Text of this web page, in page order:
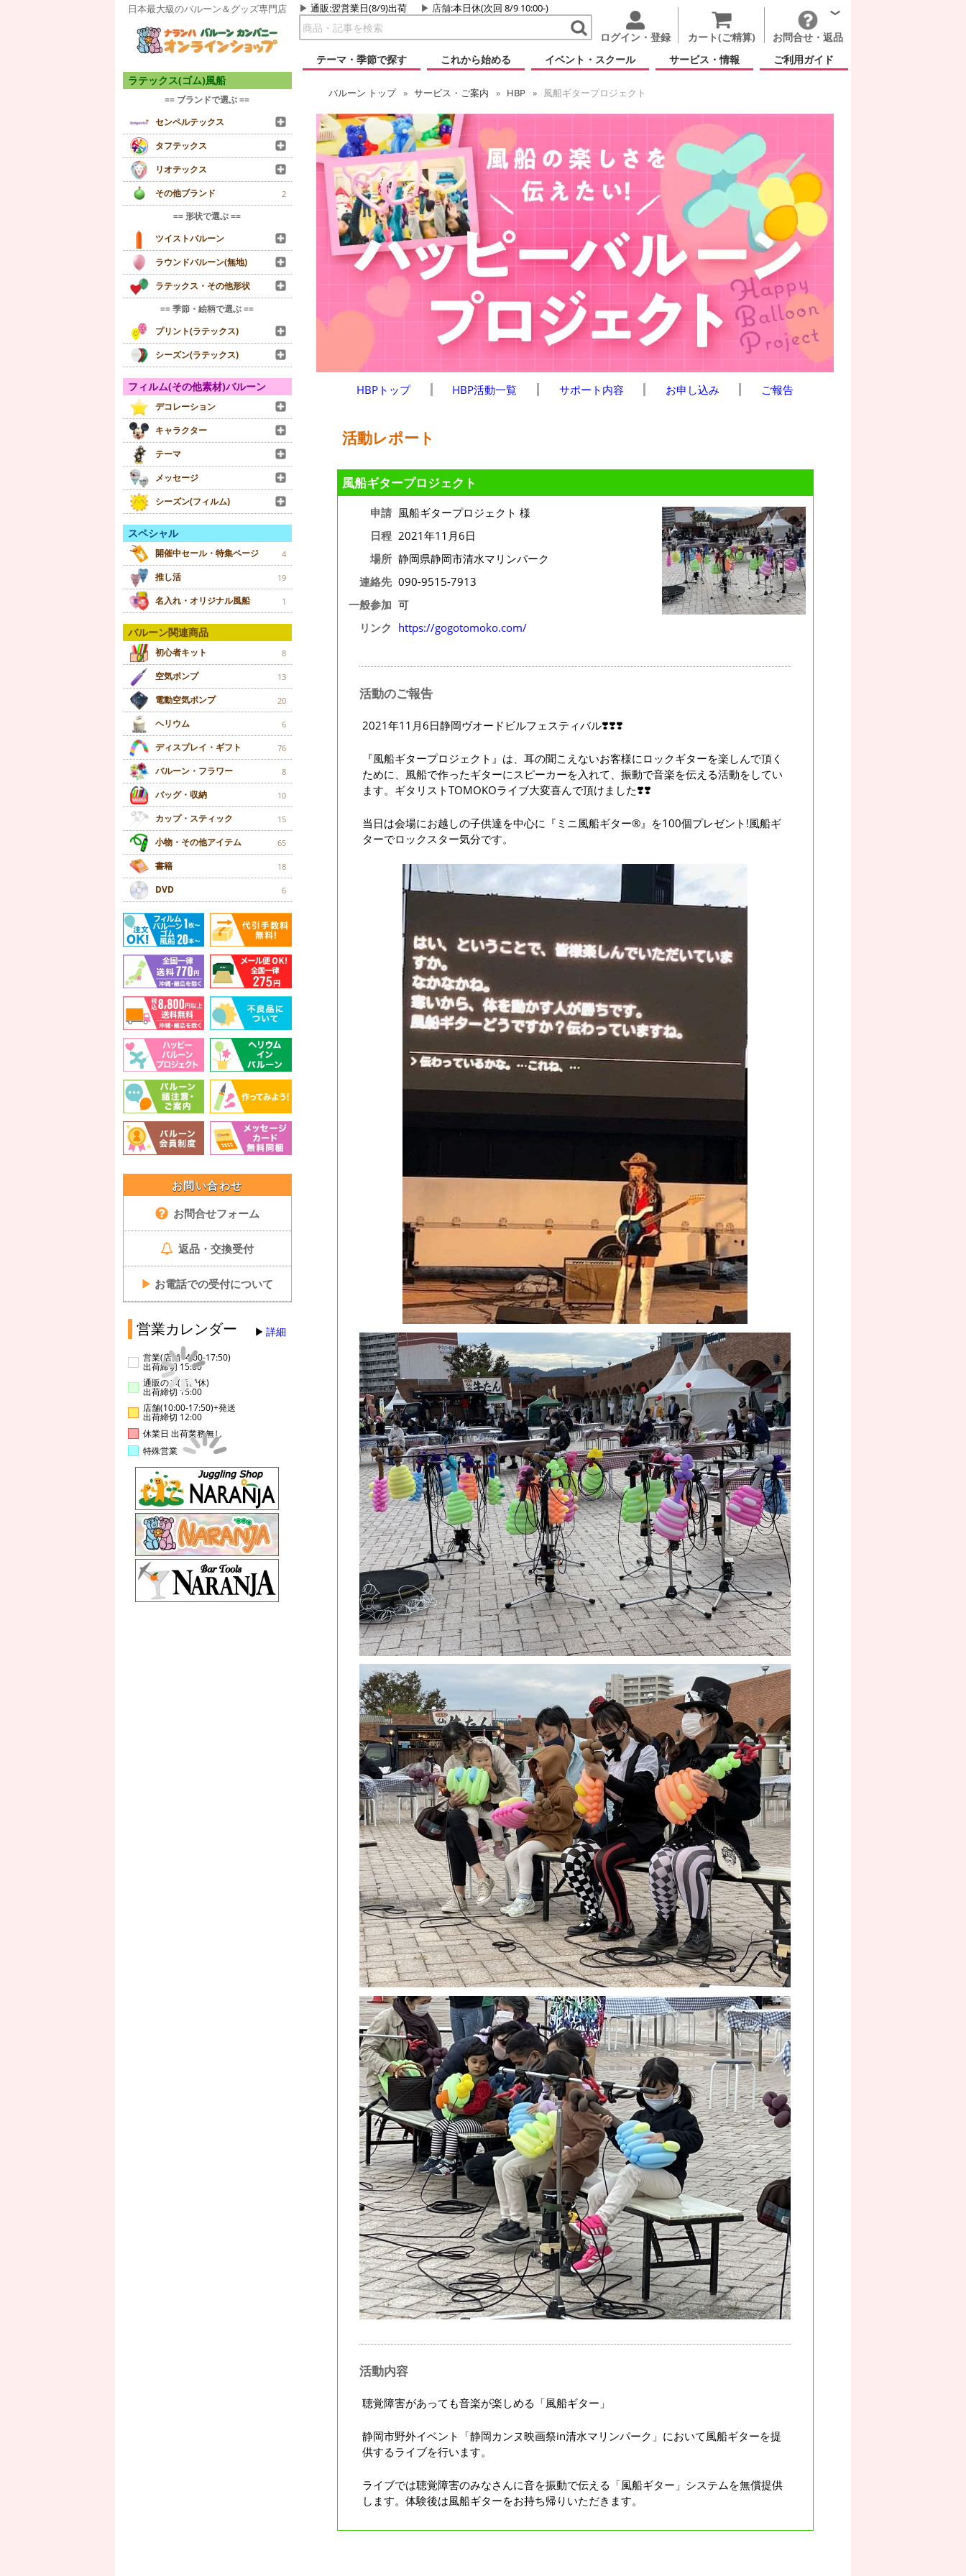
日本最大級のバルーン＆グッズ専門店 通販:翌営業日(8/9)出荷 店舗:本日休(次回 8/9 10:00-)
ログイン・登録 カート(ご精算)
お問合せ・返品
テーマ・季節で探す
これから始める イベント・スクール サービス・情報 ご利用ガイド
ラテックス(ゴム)風船
== ブランドで選ぶ ==
センペルテックス
タフテックス
リオテックス
その他ブランド
2
== 形状で選ぶ ==
ツイストバルーン
ラウンドバルーン(無地)
ラテックス・その他形状
== 季節・絵柄で選ぶ ==
プリント(ラテックス)
シーズン(ラテックス)
フィルム(その他素材)バルーン
デコレーション
キャラクター
テーマ
メッセージ
シーズン(フィルム)
スペシャル
開催中セール・特集ページ 4
推し活 19
名入れ・オリジナル風船 1
バルーン関連商品
初心者キット 8
空気ポンプ 13
電動空気ポンプ 20
ヘリウム 6
ディスプレイ・ギフト 76
バルーン・フラワー 8
バッグ・収納 10
カップ・スティック 15
小物・その他アイテム 65
書籍 18
DVD 6
お問い合わせ
お問合せフォーム
返品・交換受付
▶ お電話での受付について
営業カレンダー 詳細
営業(店舗14:00-17:50)
出荷締切 15:00
通販のみ(店舗休)
出荷締切 15:00
店舗(10:00-17:50)+発送
出荷締切 12:00
休業日 出荷業務無し
特殊営業
バルーン トップ サービス・ご案内 HBP 風船ギタープロジェクト
HBPトップ HBP活動一覧 サポート内容 お申し込み ご報告
活動レポート
風船ギタープロジェクト
申請 風船ギタープロジェクト 様
日程 2021年11月6日
場所 静岡県静岡市清水マリンパーク
連絡先 090-9515-7913
一般参加 可
リンク https://gogotomoko.com/
活動のご報告
2021年11月6日静岡ヴオードビルフェスティバル❣️❣️❣️
『風船ギタープロジェクト』は、耳の聞こえないお客様にロックギターを楽しんで頂く
ために、風船で作ったギターにスピーカーを入れて、振動で音楽を伝える活動をしてい
ます。ギタリストTOMOKOライブ大変喜んで頂けました❣️❣️
当日は会場にお越しの子供達を中心に『ミニ風船ギター®』を100個プレゼント!風船ギ
ターでロックスター気分です。
活動内容
聴覚障害があっても音楽が楽しめる「風船ギター」
静岡市野外イベント「静岡カンヌ映画祭in清水マリンパーク」において風船ギターを提
供するライブを行います。
ライブでは聴覚障害のみなさんに音を振動で伝える「風船ギター」システムを無償提供
します。体験後は風船ギターをお持ち帰りいただきます。